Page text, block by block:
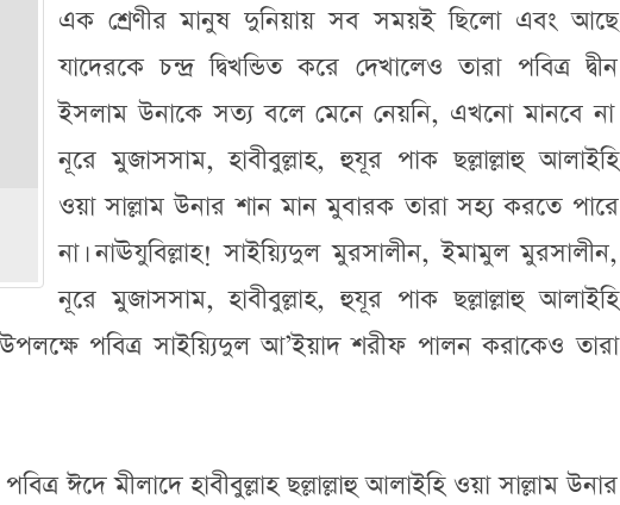
এক শ্রেণীর মানুষ দুনিয়ায় সব সময়ই ছিলো এবং আছে
যাদেরকে চন্দ্র দ্বিখন্ডিত করে দেখালেও তারা পবিত্র দ্বীন
ইসলাম উনাকে সত্য বলে মেনে নেয়নি, এখনো মানবে না।
নূরে মুজাসসাম, হাবীবুল্লাহ, হুযূর পাক ছল্লাল্লাহু আলাইহি
ওয়া সাল্লাম উনার শান মান মুবারক তারা সহ্য করতে পারে
না। নাঊযুবিল্লাহ! সাইয়্যিদুল মুরসালীন, ইমামুল মুরসালীন,
নূরে মুজাসসাম, হাবীবুল্লাহ, হুযূর পাক ছল্লাল্লাহু আলাইহি
পবিত্র সাইয়্যিদুল আ’ইয়াদ শরীফ পালন করাকেও তারা
ঈদে মীলাদে হাবীবুল্লাহ ছল্লাল্লাহু আলাইহি ওয়া সাল্লাম উনার